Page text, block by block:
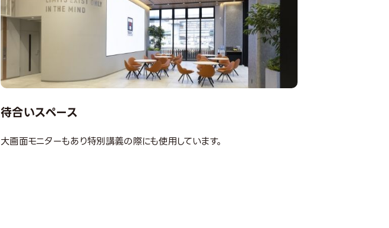
待合いスペース
大画面モニターもあり特別講義の際にも使用しています。